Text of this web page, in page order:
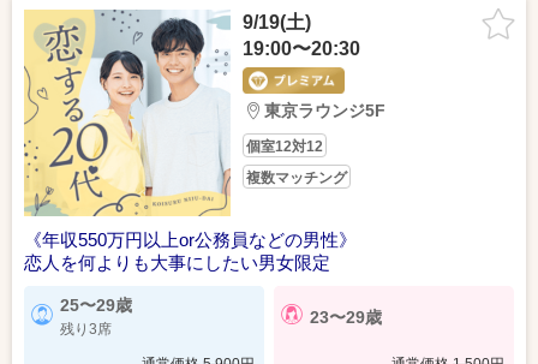
9/19(土)
19:00〜20:30
東京ラウンジ5F
個室12対12
複数マッチング
《年収550万円以上or公務員などの男性》
恋人を何よりも大事にしたい男女限定
25〜29歳
残り3席
23〜29歳